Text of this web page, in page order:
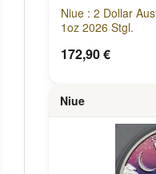
Niue : 2 Dollar
1oz 2026 Stgl.
172,90 €
Niue